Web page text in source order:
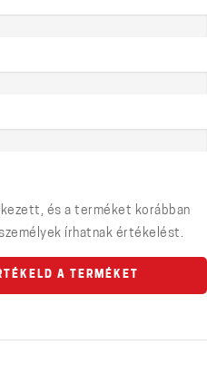
és a terméket korábban
írhatnak értékelést.
A TERMÉKET